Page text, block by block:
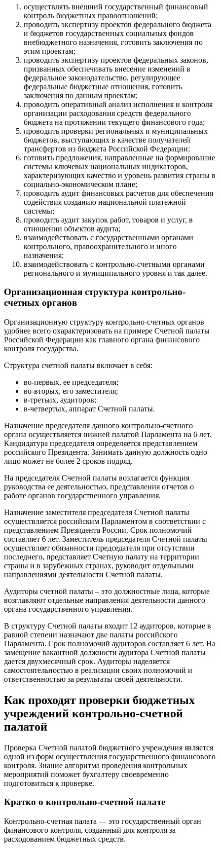
осуществлять внешний государственный финансовый
контроль бюджетных правоотношений;
проводить экспертизу проектов федерального бюджета
и бюджетов государственных социальных фондов
внебюджетного назначения, готовить заключения по
этим проектам;
проводить экспертизу проектов федеральных законов,
призванных обеспечивать внесение изменений в
федеральное законодательство, регулирующее
федеральные бюджетные отношения, готовить
заключения по данным проектам;
проводить оперативный анализ исполнения и контроля
организации расходования средств федерального
бюджета на протяжении текущего финансового года;
проводить проверки региональных и муниципальных
бюджетов, выступающих в качестве получателей
трансфертов из бюджета Российской Федерации;
готовить предложения, направленные на формирование
системы ключевых национальных индикаторов,
характеризующих качество и уровень развития страны в
социально-экономическом плане;
проводить аудит финансовых расчетов для обеспечения
содействия созданию национальной платежной
системы;
проводить аудит закупок работ, товаров и услуг, в
отношении объектов аудита;
взаимодействовать с государственными органами
контрольного, правоохранительного и иного
назначения;
взаимодействовать с контрольно-счетными органами
регионального и муниципального уровня и так далее.
Организационная структура контрольно-
счетных органов
Организационную структуру контрольно-счетных органов
удобнее всего охарактеризовать на примере Счетной палаты
Российской Федерации как главного органа финансового
контроля государства.
Структура счетной палаты включает в себя:
во-первых, ее председателя;
во-вторых, его заместителя;
в-третьих, аудиторов;
в-четвертых, аппарат Счетной палаты.
Назначение председателя данного контрольно-счетного
органа осуществляется нижней палатой Парламента на 6 лет.
Кандидатура председателя определяется представлением
российского Президента. Занимать данную должность одно
лицо может не более 2 сроков подряд.
На председателя Счетной палаты возлагается функция
руководства ее деятельностью, представления отчетов о
работе органов государственного управления.
Назначение заместителя председателя Счетной палаты
осуществляется российским Парламентом в соответствии с
представлением Президента России. Срок полномочий
составляет 6 лет. Заместитель председателя Счетной палаты
осуществляет обязанности председателя при отсутствии
последнего, представляет Счетную палату на территории
страны и в зарубежных странах, руководит отдельными
направлениями деятельности Счетной палаты.
Аудиторы счетной палаты – это должностные лица, которые
возглавляют отдельные направления деятельности данного
органа государственного управления.
В структуру Счетной палаты входит 12 аудиторов, которые в
равной степени назначают две палаты российского
Парламента. Срок полномочий аудиторов составляет 6 лет. На
замещение вакантной должности аудитора Счетной палаты
дается двухмесячный срок. Аудиторы наделяется
самостоятельностью в реализации своих полномочий и
ответственностью за результаты своей деятельности.
Как проходят проверки бюджетных
учреждений контрольно-счетной
палатой
Проверка Счетной палатой бюджетного учреждения является
одной из форм осуществления государственного финансового
контроля. Знание алгоритма проведения контрольных
мероприятий поможет бухгалтеру своевременно
подготовиться к проверке.
Кратко о контрольно-счетной палате
Контрольно-счетная палата — это государственный орган
финансового контроля, созданный для контроля за
расходованием бюджетных средств.